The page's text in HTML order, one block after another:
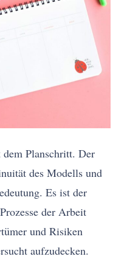
Planschritt. Der
des Modells und
Es ist der
der Arbeit
und Risiken
aufzudecken.